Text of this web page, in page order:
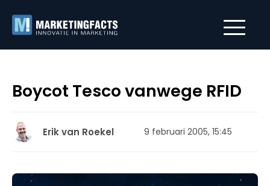
Boycot Tesco vanwege RFID
Erik van Roekel 9 februari 2005, 15:45